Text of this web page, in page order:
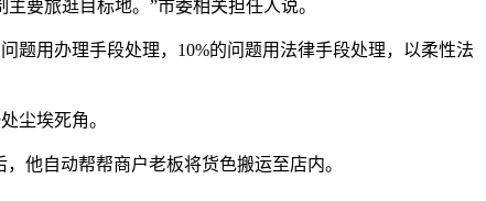
要旅逛目标地。”市委相关担任人说。
用办理手段处理，10%的问题用法律手段处理，以柔性法
尘埃死角。
他自动帮帮商户老板将货色搬运至店内。